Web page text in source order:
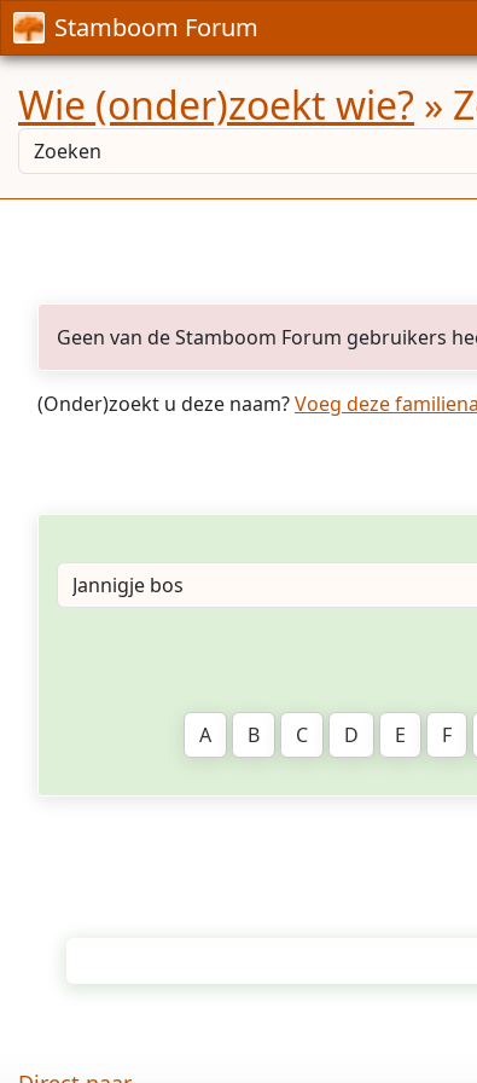
Stamboom Forum
Wie (onder)zoekt wie? »
Geen van de Stamboom Forum gebruikers
(Onder)zoekt u deze naam?Voeg deze
A
B C D E F